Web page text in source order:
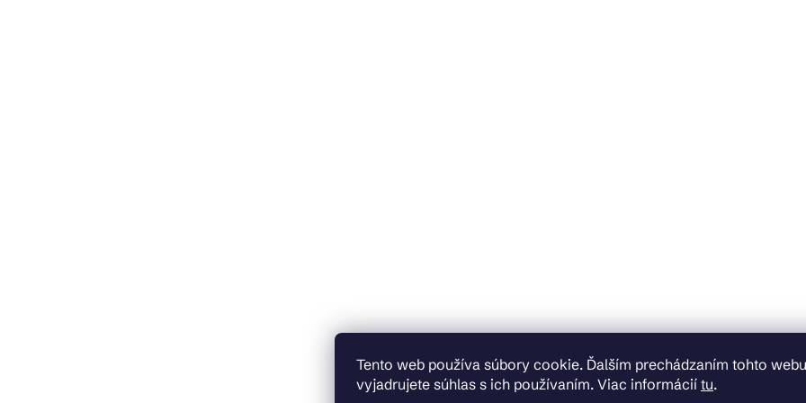
Tento web používa súbory cookie. Ďalším prechádzaním tohto webu
vyjadrujete súhlas s ich používaním. Viac informácií tu.